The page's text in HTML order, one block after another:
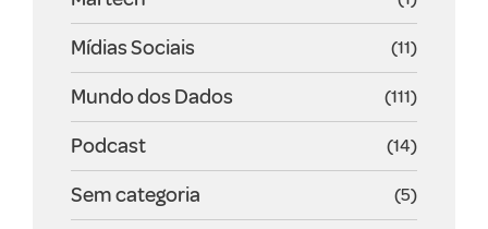
Mídias Sociais (11)
Mundo dos Dados (111)
Podcast (14)
Sem categoria (5)